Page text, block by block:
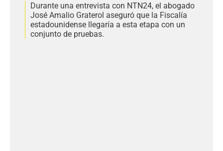
Durante una entrevista con NTN24, el abogado
José Amalio Graterol aseguró que la Fiscalía
estadounidense llegaría a esta etapa con un
conjunto de pruebas.